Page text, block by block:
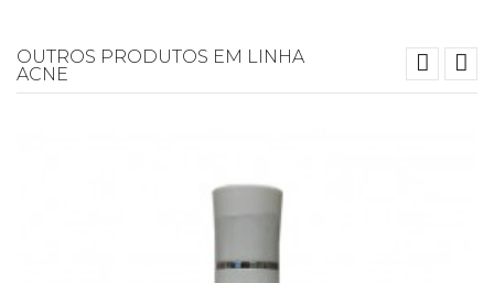
OUTROS PRODUTOS EM LINHA
ACNE